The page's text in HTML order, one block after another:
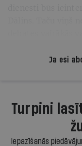
Ja esi
Turpini
Iepazīšanās